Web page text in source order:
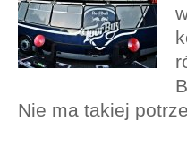
Nie ma takiej